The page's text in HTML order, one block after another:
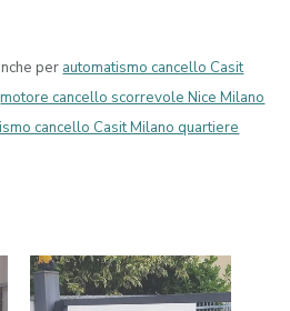
per automatismo cancello Casit
motore cancello scorrevole Nice Milano
cancello Casit Milano quartiere